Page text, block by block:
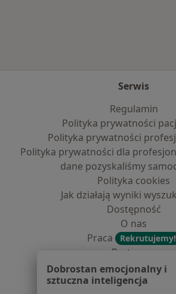
Serwis
Regulamin
Polityka prywatności
Polityka prywatności
Polityka prywatności dla
dane pozyskaliśmy
Polityka cookies
Jak działają wyniki
Dostępność
O nas
Praca
Rekrutujemy!
Partnerzy
Centrum prasowe
Kontakt
Dobrostan emocjonalny i
sztuczna inteligencja